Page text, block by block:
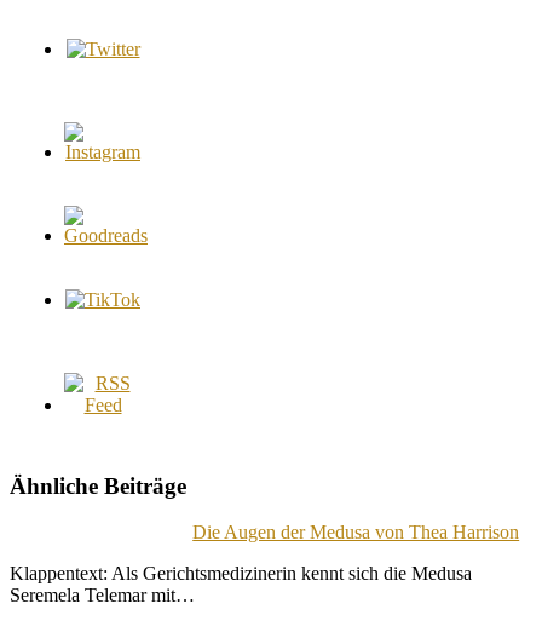
Ähnliche Beiträge
Die Augen der Medusa von Thea Harrison
Klappentext: Als Gerichtsmedizinerin kennt sich die Medusa
Seremela Telemar mit…